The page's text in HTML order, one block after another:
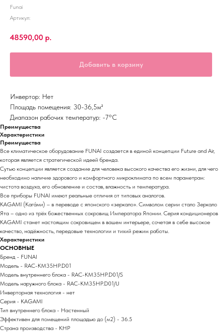
Funai
Артикул:
48590,00 р.
Добавить в корзину
Инвертор: Нет
Площадь помещения: 30-36,5м²
Диапазон рабочих температур: -7°С
Преимущества
Характеристики
Преимущества
Все климатическое оборудование FUNAI создается в единой концепции Future and Air,
которая является стратегической идеей бренда.
Сутью концепции является создание для человека высокого качества его жизни, для чего
необходимо наличие здорового и комфортного микроклимата по всем параметрам:
чистота воздуха, его обновление и состав, влажность и температура.
Все приборы FUNAI имеют реальные отличия от типовых аналогов.
KAGAMI (Кага́ми) – в переводе с японского «зеркало». Символом серии стало Зеркало
Ята – одно из трёх божественных сокровищ Императора Японии. Серия кондиционеров
KAGAMI станет настоящим сокровищем в вашем интерьере, сочетая в себе высокое
качество, надёжность, передовые технологии и тихий режим работы.
Характеристики
ОСНОВНЫЕ
Бренд - FUNAI
Модель - RAC-KM35HP.D01
Модель внутреннего блока - RAC-KM35HP.D01/S
Модель наружного блока - RAC-KM35HP.D01/U
Инверторная технология - нет
Серия - KAGAMI
Тип внутреннего блока - Настенный
Эффективен для помещений площадью до (м2) - 36.5
Страна производства - КНР